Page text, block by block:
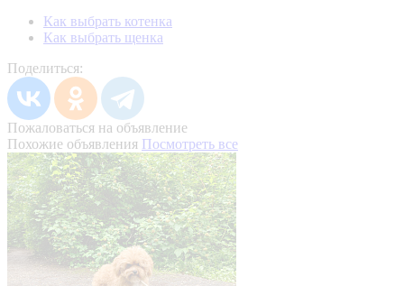
Как выбрать котенка
Как выбрать щенка
Поделиться:
Пожаловаться на объявление
Похожие объявления Посмотреть все